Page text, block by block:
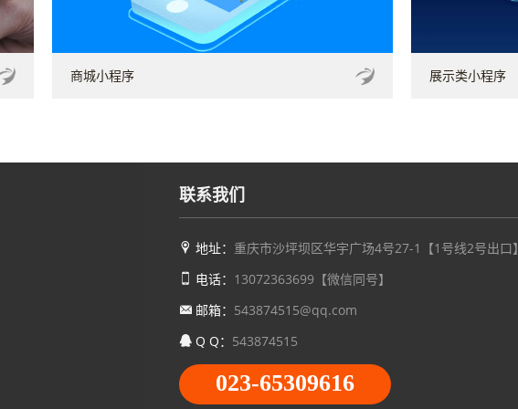
商城小程序 展示类小程序
联系我们
地址： 重庆市沙坪坝区华宇广场4号27-1【1号线2号出口】
电话： 13072363699【微信同号】
邮箱： 543874515@qq.com
Q Q： 543874515
023-65309616